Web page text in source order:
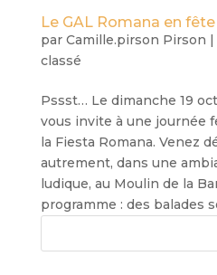
Le GAL Romana en fête
par Camille.pirson Pirson |
classé
Pssst… Le dimanche 19
vous invite à une journée
la Fiesta Romana. Venez
autrement, dans une
ludique, au Moulin de la
programme : des balades